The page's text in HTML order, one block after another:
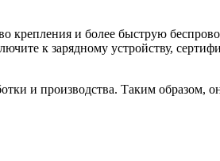
крепления и более быструю
к зарядному устройству,
и производства. Таким образом,